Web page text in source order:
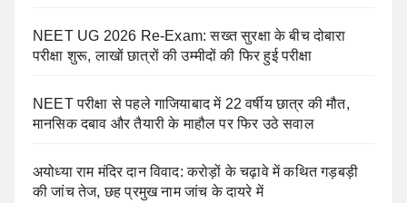
NEET UG 2026 Re-Exam: सख्त सुरक्षा के बीच दोबारा
परीक्षा शुरू, लाखों छात्रों की उम्मीदों की फिर हुई परीक्षा
NEET परीक्षा से पहले गाजियाबाद में 22 वर्षीय छात्र की मौत,
मानसिक दबाव और तैयारी के माहौल पर फिर उठे सवाल
अयोध्या राम मंदिर दान विवाद: करोड़ों के चढ़ावे में कथित गड़बड़ी
की जांच तेज, छह प्रमुख नाम जांच के दायरे में